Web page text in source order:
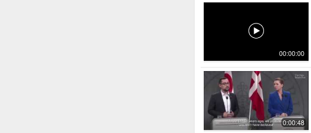
00:00:00
0:00:48